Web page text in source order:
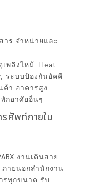
าร จำหน่ายและ
เพลิงไหม้ Heat
ระบบป้องกันอัคคี
ค้า อาคารสูง
กอาศัยอื่นๆ
ศัพท์ภายใน
งานเดินสาย
ายนอกสำนักงาน
ทุกขนาด รับ